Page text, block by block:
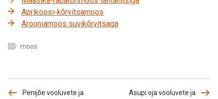
Aprikoosi-kõrvitsamoos
Arooniamoos suvikõrvitsaga
moos
Penijõe vooluvete ja
Asupi oja vooluvete ja